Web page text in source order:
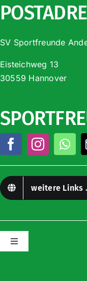
SV Sportfreunde
Eisteichweg 13
30559 Hannover
weitere Links
Toggle